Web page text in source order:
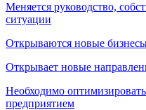
Меняется руководство,
ситуации
Открываются новые
Открывает новые
Необходимо
предприятием